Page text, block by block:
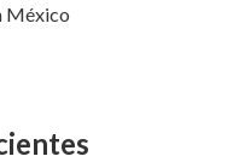
México